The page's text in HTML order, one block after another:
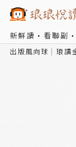
新鮮讀 看聯副
出版風向球 琅讀